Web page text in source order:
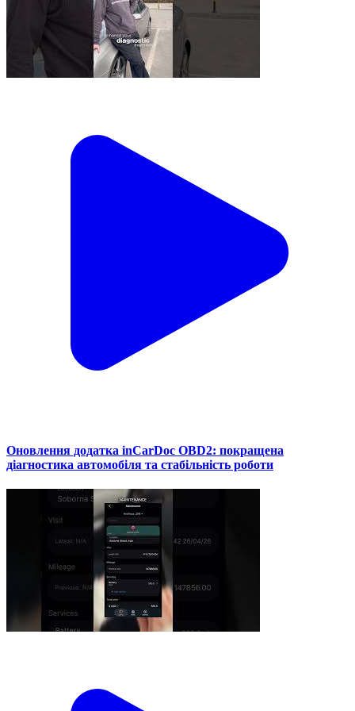
Оновлення додатка inCarDoc OBD2: покращена
діагностика автомобіля та стабільність роботи